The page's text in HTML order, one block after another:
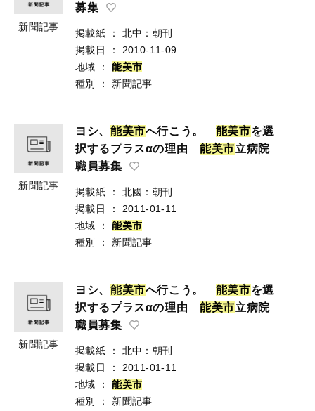
新聞記事
募集
掲載紙 ：
北中：朝刊
掲載日
：
2010-11-09
地域
： 能美市
種別
： 新聞記事
新聞記事
ヨシ、 能美市へ行こう。 能美市を選
択するプラスαの理由能美市立病院
職員募集
掲載紙 ：
北國：朝刊
掲載日
：
2011-01-11
地域
： 能美市
種別
： 新聞記事
新聞記事
ヨシ、 能美市へ行こう。 能美市を選
択するプラスαの理由能美市立病院
職員募集
掲載紙 ：
北中：朝刊
掲載日
：
2011-01-11
地域
： 能美市
種別
： 新聞記事